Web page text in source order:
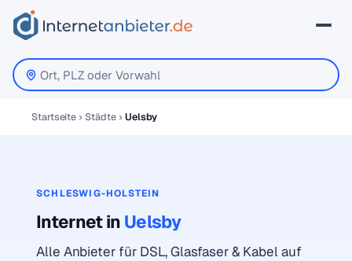
Startseite Städte Uelsby
SCHLESWIG-HOLSTEIN
Internet in Uelsby
Alle Anbieter für DSL, Glasfaser & Kabel auf